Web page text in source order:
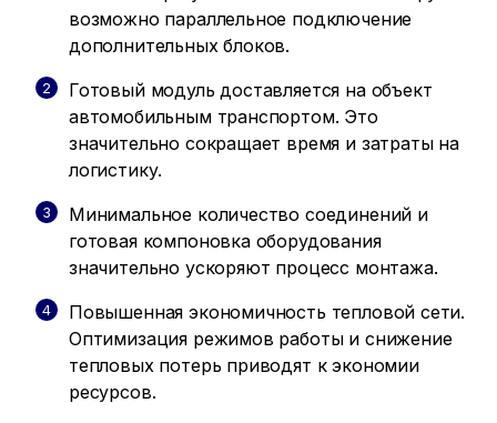
возможно параллельное подключение
дополнительных блоков.
Готовый модуль доставляется на объект
автомобильным транспортом. Это
значительно сокращает время и затраты на
логистику.
Минимальное количество соединений и
готовая компоновка оборудования
значительно ускоряют процесс монтажа.
Повышенная экономичность тепловой сети.
Оптимизация режимов работы и снижение
тепловых потерь приводят к экономии
ресурсов.